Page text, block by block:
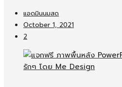
แอดมินนมสด
October 1, 2021
2